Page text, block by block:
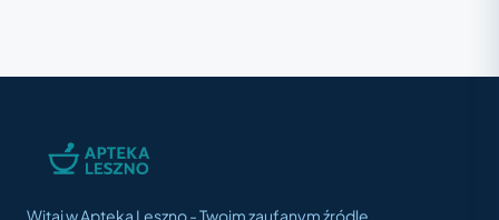
Witaj w Apteka Leszno - Twoim zaufanym źródle